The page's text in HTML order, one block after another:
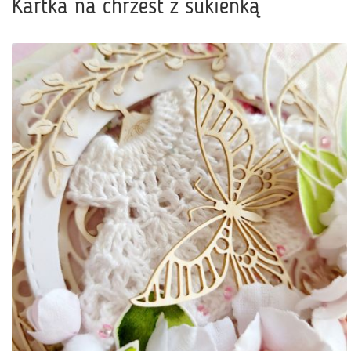
Kartka na chrzest z sukienką